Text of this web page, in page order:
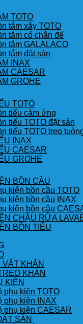
TOTO
tắm xây TOTO
tắm có chân đế
tắm GALALACO
tắm đặt sàn
INAX
CAESAR
GROHE
TOTO
tiểu cảm ứng
tiểu TOTO đặt sàn
tiểu TOTO treo
INAX
CAESAR
GROHE
BỒN CẦU
kiện bồn cầu TOTO
kiện bồn cầu INAX
kiện bồn cầu
CHẬU RỬA
BỒN TIỂU
VẮT KHĂN
KHĂN
KIỆN
phụ kiện TOTO
phụ kiện INAX
phụ kiện CAESAR
SÀN